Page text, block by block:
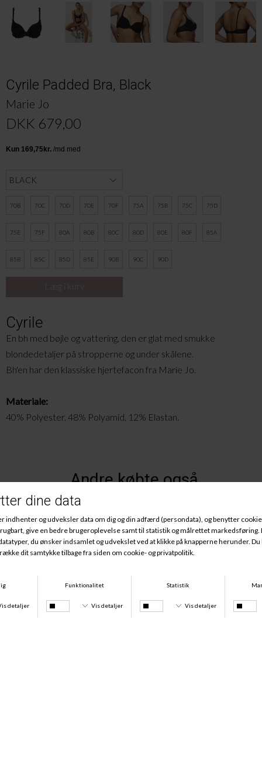
Cyrile Padded Bra, Black
Marie Jo
DKK 679,00
70B 70C 70D 70E 70F 75A 75B 75C 75D
75E 75F 80A 80B 80C 80D 80E 80F 85A
85B 85C 85D 85E 90B 90C 90D
Cyrile
En bh med bøjle og vattering, den er glat med smukke
blondedetaljer på stropperne og under skålene.
Bh'en har den klassiske hjertefacon fra Marie Jo.
Materiale:
40% Polyester, 48% Polyamid, 12% Elastan.
Andre købte også